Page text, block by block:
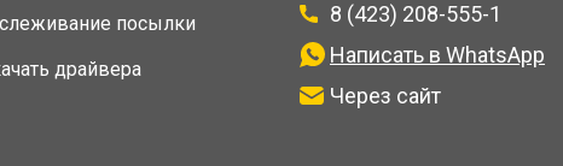
посылки
драйвера
8 (423) 208-555-1
Написать в WhatsApp
Через сайт